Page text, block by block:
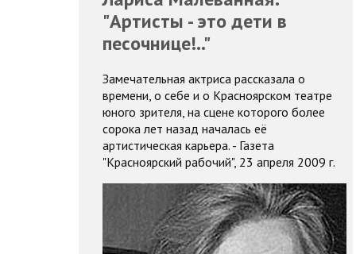
"Артисты - это дети в
песочнице!.."
Замечательная актриса рассказала о
времени, о себе и о Красноярском театре
юного зрителя, на сцене которого более
сорока лет назад началась её
артистическая карьера. - Газета
"Красноярский рабочий", 23 апреля 2009 г.